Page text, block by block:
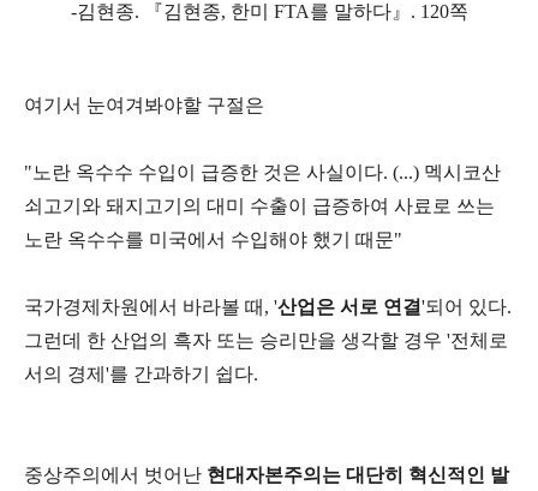
-김현종. 『김현종, 한미 FTA를 말하다』. 120쪽
여기서 눈여겨봐야할 구절은
"노란 옥수수 수입이 급증한 것은 사실이다. (...) 멕시코산
쇠고기와 돼지고기의 대미 수출이 급증하여 사료로 쓰는
노란 옥수수를 미국에서 수입해야 했기 때문"
국가경제차원에서 바라볼 때, '산업은 서로 연결'되어 있다.
그런데 한 산업의 흑자 또는 승리만을 생각할 경우 '전체로
서의 경제'를 간과하기 쉽다.
중상주의에서 벗어난 현대자본주의는 대단히 혁신적인 발